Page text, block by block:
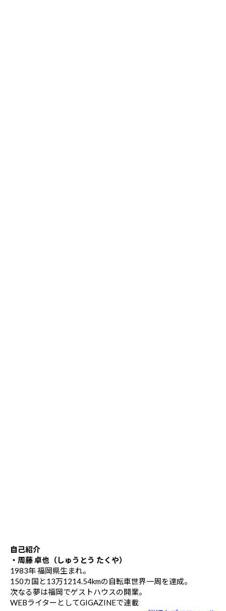
自己紹介
・周藤 卓也（しゅうとう たくや）
1983年 福岡県生まれ。
150カ国と13万1214.54kmの自転車世界一周を達成。
次なる夢は福岡でゲストハウスの開業。
WEBライターとしてGIGAZINEで連載